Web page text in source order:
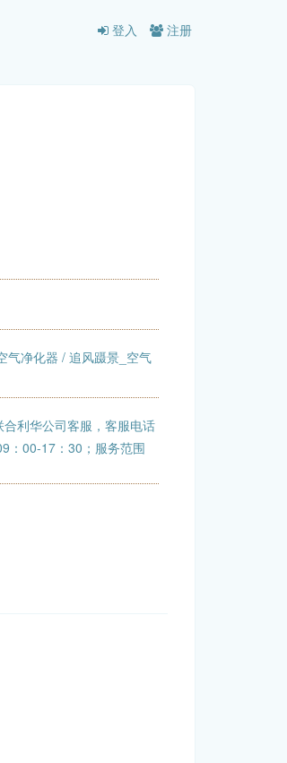
登入 注册
气净化器 / 追风蹑景_空气
利华公司客服，客服电话
：00-17：30；服务范围